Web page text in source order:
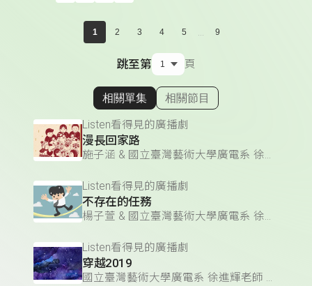
1 2 3 4 5 ... 9
跳至第 頁
顯示相關單集
相關單集 相關節目
Listen看得見的廣播劇
漫長回家路
施子涵 & 國立臺灣藝術大學廣電系 徐進輝老師 & 謝祥釋 & 楊子萱
Listen看得見的廣播劇
不存在的任務
楊子萱 & 國立臺灣藝術大學廣電系 徐進輝老師 & 謝祥釋 & 施子涵
Listen看得見的廣播劇
穿越2019
國立臺灣藝術大學廣電系 徐進輝老師 & 施子涵 & 謝祥釋 & 楊子萱